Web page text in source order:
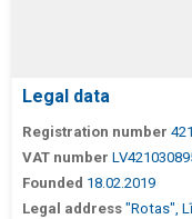
Legal data
Registration number
VAT number
Founded 18.02.2019
Legal address "Rotas",